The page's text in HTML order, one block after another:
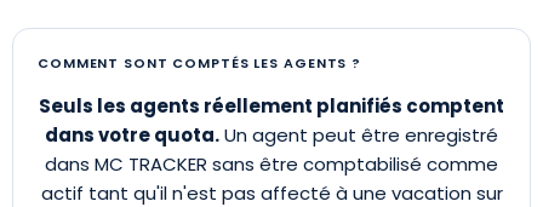
COMMENT SONT COMPTÉS LES AGENTS ?
Seuls les agents réellement planifiés comptent
dans votre quota.Un agent peut être enregistré
dans MC TRACKER sans être comptabilisé comme
actif tant qu'il n'est pas affecté à une vacation sur